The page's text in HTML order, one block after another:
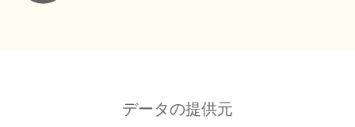
データの提供元